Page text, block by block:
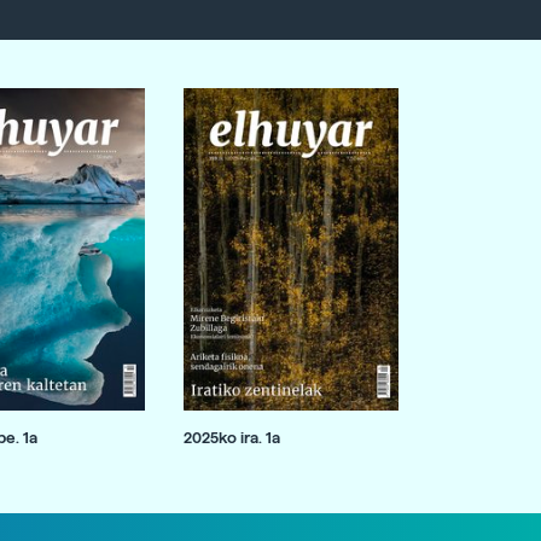
1a 2025ko ira. 1a